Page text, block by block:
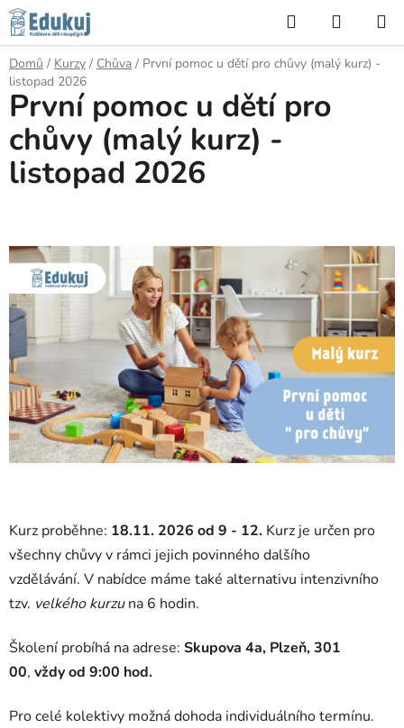
Přejít
na
obsah
Hledat
KOŠÍK
Domů / Kurzy / Chůva / První pomoc u dětí pro chůvy (malý kurz) -
listopad 2026
Kurz proběhne: 18.11. 2026 od 9 - 12. Kurz je určen pro
všechny chůvy v rámci jejich povinného dalšího
vzdělávání. V nabídce máme také alternativu intenzivního
tzv. velkého kurzuna 6 hodin.
Školení probíhá na adrese: Skupova 4a, Plzeň, 301
00, vždy od 9:00 hod.
Pro celé kolektivy možná dohoda individuálního termínu.
První pomoc u dětí pro
chůvy (malý kurz) -
listopad 2026